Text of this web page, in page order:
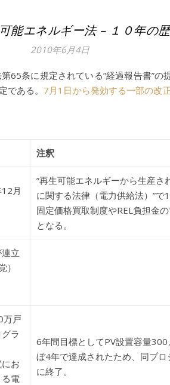
能エネルギー法 – １０年の
2010年6月4日
65条に規定されている”経過報告書”の
ある。 7月1日から発効する一部の改
注釈
月
”再生可能エネルギーから生産
に関する法律（電力供給法）”
固定価格買取制度やREL負担金
となる。
立
）
万戸
ラ
お
電
6年間目標としてPV設置容量
ぼ4年で達成されたため、同プ
に終了。